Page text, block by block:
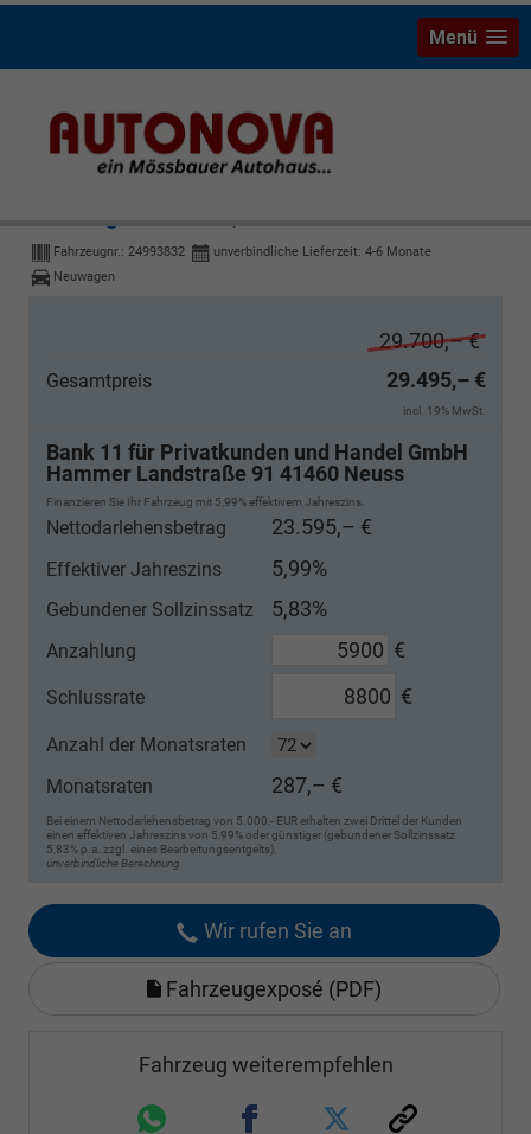
Menü
Fahrzeugnr.: 24993832
unverbindliche Lieferzeit: 4-6 Monate
Neuwagen
29.700,– €
Gesamtpreis 29.495,– €
incl. 19% MwSt.
Bank 11 für Privatkunden und Handel GmbH
Hammer Landstraße 91 41460 Neuss
Finanzieren Sie Ihr Fahrzeug mit 5,99% effektivem Jahreszins.
Nettodarlehensbetrag 23.595,– €
Effektiver Jahreszins 5,99%
Gebundener Sollzinssatz 5,83%
Anzahlung €
Schlussrate €
Anzahl der Monatsraten
Monatsraten
287,– €
Bei einem Nettodarlehensbetrag von 5.000,- EUR erhalten zwei Drittel der Kunden
einen effektiven Jahreszins von 5,99% oder günstiger (gebundener Sollzinssatz
5,83% p.a. zzgl. eines Bearbeitungsentgelts).
unverbindliche Berechnung
Wir rufen Sie an
Fahrzeugexposé (PDF)
Fahrzeug weiterempfehlen